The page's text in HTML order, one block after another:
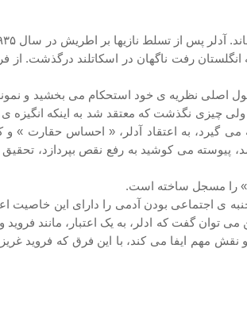
رفت ناگهان در اسکاتلند درگذشت. از
اصلی نظریه ی خود استحکام می بخشید و
چیزی نگذشت که معتقد شد به اینکه انگیزه
می گیرد، به اعتقاد آدلر، « احساس حقارت »
می کوشید به رفع نقص بپردازد، تحقیق
» را مسجل ساخته است.
ی اجتماعی بودن آدمی را دارای این خاصیت
توان گفت که ادلر، به یک اعتبار، مانند فروید و
مهم ایفا می کند، با این فرق که فروید